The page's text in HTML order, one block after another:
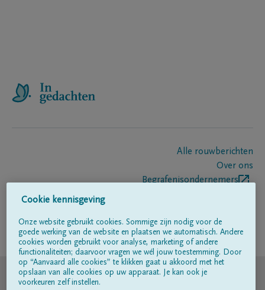
Alle rouwberichten
Over ons
Begrafenisondernemers
Volg ons op
© DELA
Cookie kennisgeving
Onze website gebruikt cookies. Sommige zijn nodig voor de
goede werking van de website en plaatsen we automatisch. Andere
cookies worden gebruikt voor analyse, marketing of andere
functionaliteiten; daarvoor vragen we wél jouw toestemming. Door
op “Aanvaard alle cookies” te klikken gaat u akkoord met het
opslaan van alle cookies op uw apparaat. Je kan ook je
voorkeuren zelf instellen.